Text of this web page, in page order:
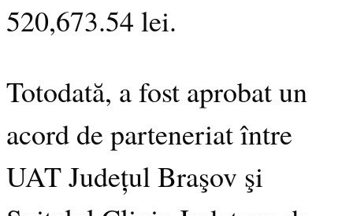
520,673.54 lei.
Totodată, a fost aprobat un
acord de parteneriat între
UAT Județul Braşov şi